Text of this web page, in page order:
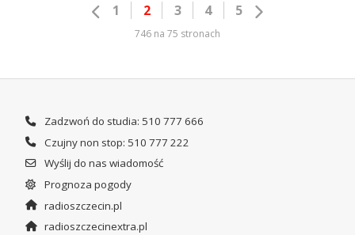
1 2 3 4 5
746 na 75 stronach
Zadzwoń do studia: 510 777 666
Czujny non stop: 510 777 222
Wyślij do nas wiadomość
Prognoza pogody
radioszczecin.pl
radioszczecinextra.pl